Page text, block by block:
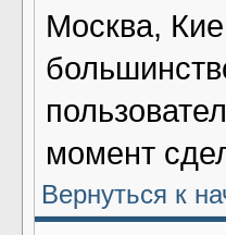
Москва,
момент
Вернуться к